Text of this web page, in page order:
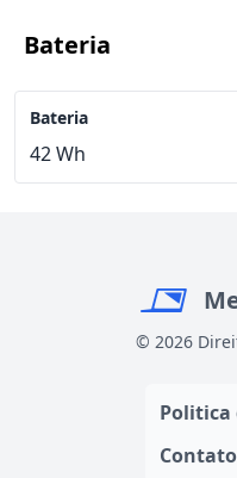
Bateria
Bateria
42 Wh
© 2026
Politica
Contato